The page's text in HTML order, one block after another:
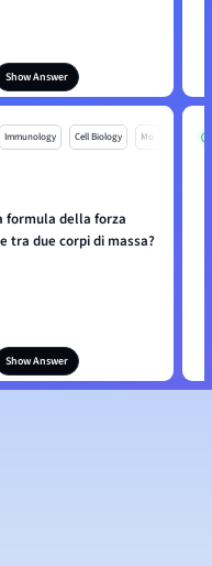
Show Answer
Immunology Cell Biology Mo
formula della forza
tra due corpi di massa?
Show Answer